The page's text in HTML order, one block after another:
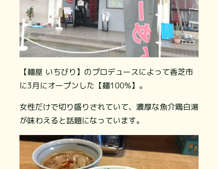
【麺屋 いちびり】のプロデュースによって香芝市
に3月にオープンした【麺100%】。
女性だけで切り盛りされていて、濃厚な魚介鶏白湯
が味わえると話題になっています。